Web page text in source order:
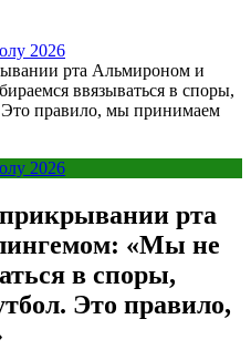
2026
рта Альмироном и
ввязываться в споры,
Это правило, мы принимаем
2026
рта
«Мы не
в споры,
Это правило,